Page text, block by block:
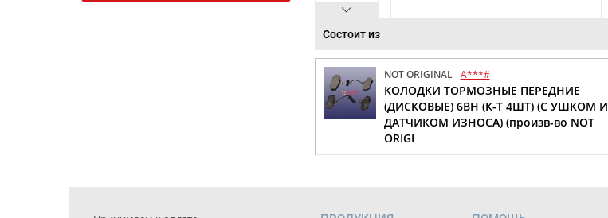
Состоит из
NOT ORIGINAL A***#
КОЛОДКИ ТОРМОЗНЫЕ ПЕРЕДНИЕ
(ДИСКОВЫЕ) 6BH (К-Т 4ШТ) (С УШКОМ И
ДАТЧИКОМ ИЗНОСА) (произв-во NOT
ORIGI